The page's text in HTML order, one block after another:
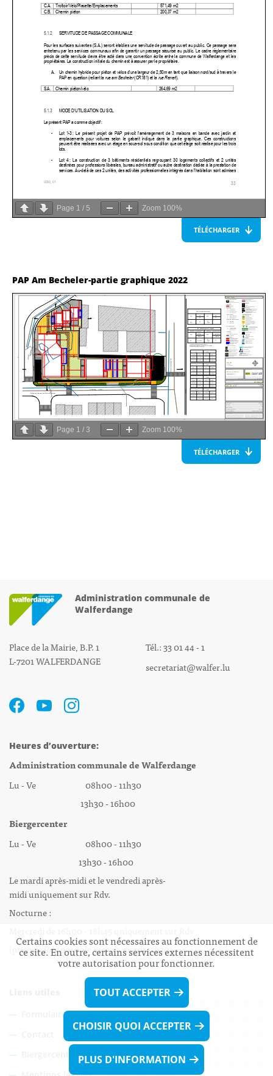
Page 1 / 5 Zoom 100%
TÉLÉCHARGER
PAP Am Becheler-partie graphique 2022
Page 1 / 3 Zoom 100%
TÉLÉCHARGER
Administration communale de
Walferdange
Place de la Mairie, B.P. 1
L-7201 WALFERDANGE
Tél.: 33 01 44 - 1
secretariat@walfer.lu
Heures d’ouverture:
Administration communale de Walferdange
Lu - Ve 08h00 - 11h30
13h30 - 16h00
Biergercenter
Lu - Ve 08h00 - 11h30
13h30 - 16h00
Le mardi après-midi et le vendredi après-
midi uniquement sur Rdv.
Nocturne :
(prise de Rdv possible jusqu'à mardi 11h30).
Formulaires
Certains cookies sont nécessaires au fonctionnement de
ce site. En outre, certains services externes nécessitent
votre autorisation pour fonctionner.
TOUT ACCEPTER
CHOISIR QUOI ACCEPTER
PLUS D'INFORMATION